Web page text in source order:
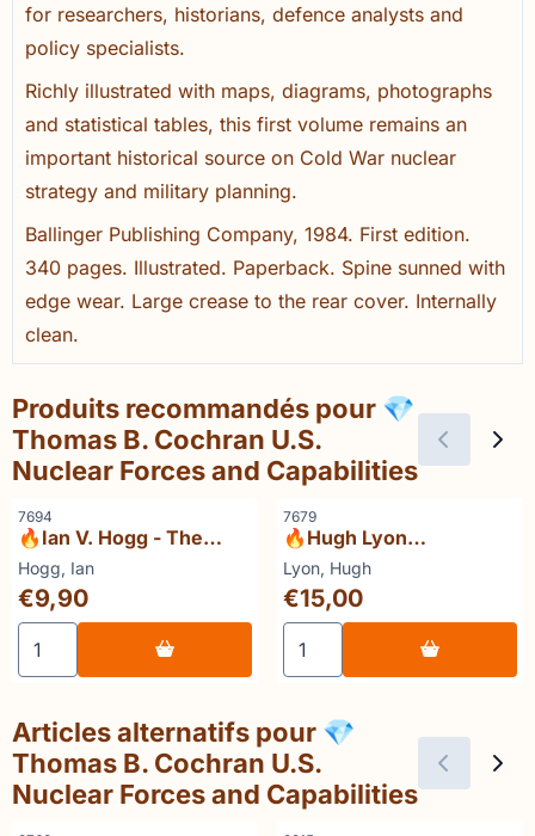
for researchers, historians, defence analysts and
policy specialists.
Richly illustrated with maps, diagrams, photographs
and statistical tables, this first volume remains an
important historical source on Cold War nuclear
strategy and military planning.
Ballinger Publishing Company, 1984. First edition.
340 pages. Illustrated. Paperback. Spine sunned with
edge wear. Large crease to the rear cover. Internally
clean.
Produits recommandés pour 💎
Thomas B. Cochran U.S.
Nuclear Forces and Capabilities
Référence
7694
🔥Ian V. Hogg - The
Submachine-Gun
Marque :
Hogg, Ian
Prix: 9,90
€9,90
Choisir la quantité pour 🔥Ian V. Hogg - The
Référence
7679
🔥Hugh Lyon
Encyclopedie van de
belangrijkste
oorlogsschepen (1900–
1978)
Marque :
Lyon, Hugh
Prix: 15,00
€15,00
Choisir la quantité pour
Articles alternatifs pour 💎
Thomas B. Cochran U.S.
Nuclear Forces and Capabilities